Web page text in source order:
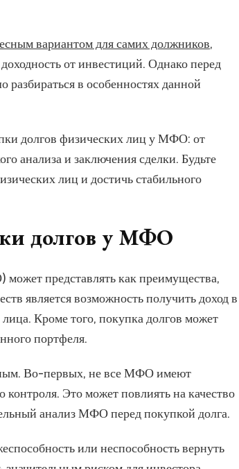
вариантом для самих должников,
от инвестиций. Однако перед
разбираться в особенностях данной
долгов физических лиц у МФО: от
анализа и заключения сделки. Будьте
лиц и достичь стабильного
долгов у МФО
представлять как преимущества,
является возможность получить доход в
Кроме того, покупка долгов может
портфеля.
Во-первых, не все МФО имеют
Это может повлиять на качество
анализ МФО перед покупкой долга.
или неспособность вернуть